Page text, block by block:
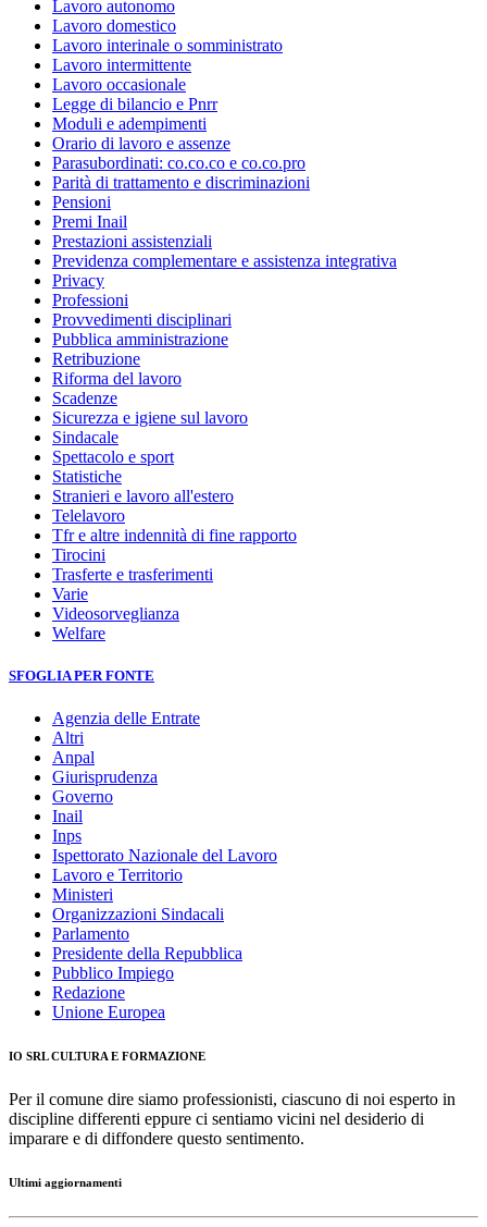
Lavoro autonomo
Lavoro domestico
Lavoro interinale o somministrato
Lavoro intermittente
Lavoro occasionale
Legge di bilancio e Pnrr
Moduli e adempimenti
Orario di lavoro e assenze
Parasubordinati: co.co.co e co.co.pro
Parità di trattamento e discriminazioni
Pensioni
Premi Inail
Prestazioni assistenziali
Previdenza complementare e assistenza integrativa
Privacy
Professioni
Provvedimenti disciplinari
Pubblica amministrazione
Retribuzione
Riforma del lavoro
Scadenze
Sicurezza e igiene sul lavoro
Sindacale
Spettacolo e sport
Statistiche
Stranieri e lavoro all'estero
Telelavoro
Tfr e altre indennità di fine rapporto
Tirocini
Trasferte e trasferimenti
Varie
Videosorveglianza
Welfare
SFOGLIA PER FONTE
Agenzia delle Entrate
Altri
Anpal
Giurisprudenza
Governo
Inail
Inps
Ispettorato Nazionale del Lavoro
Lavoro e Territorio
Ministeri
Organizzazioni Sindacali
Parlamento
Presidente della Repubblica
Pubblico Impiego
Redazione
Unione Europea
IO SRL CULTURA E FORMAZIONE
Per il comune dire siamo professionisti, ciascuno di noi esperto in
discipline differenti eppure ci sentiamo vicini nel desiderio di
imparare e di diffondere questo sentimento.
Ultimi aggiornamenti